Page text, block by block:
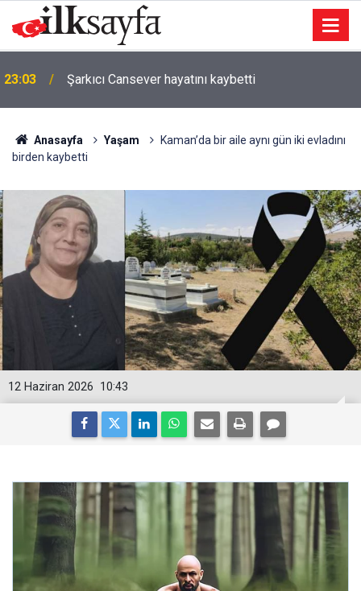
23:03 Şarkıcı Cansever hayatını kaybetti
Anasayfa Yaşam
Kaman’da bir aile aynı gün iki evladını
birden kaybetti
10:43
12 Haziran 2026